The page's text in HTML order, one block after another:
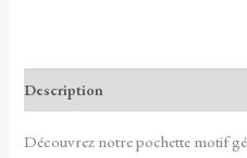
Description
Découvrez notre pochette motif